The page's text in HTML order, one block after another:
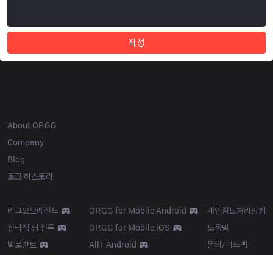
작성
About OP.GG
Company
Blog
로고 히스토리
리그오브레전드
전략적 팀 전투
발로란트
OP.GG for Mobile Android
OP.GG for Mobile iOS
AllT Android
개인정보처리방침
도움말
문의/피드백